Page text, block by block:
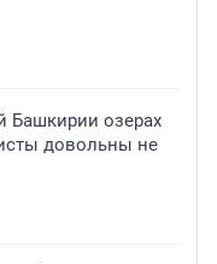
ACIP не
весу
которую
хлористый
и проч.
профессионалами,
Количество
Башкирии озерах
довольны не